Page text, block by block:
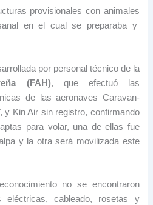
provisionales con animales
en el cual se preparaba y
por personal técnico de la
(FAH), que efectuó las
de las aeronaves Caravan-
y Kin Air sin registro, confirmando
para volar, una de ellas fue
y la otra será movilizada este
no se encontraron
eléctricas, cableado, rosetas y